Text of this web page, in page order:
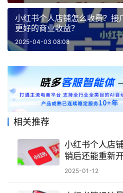
小红书个人店铺怎么收费？接
更好的商业收益？
2025-04-03 08:08
相关推荐
小红书个人店
销后还能重新
全解
2025-01-12